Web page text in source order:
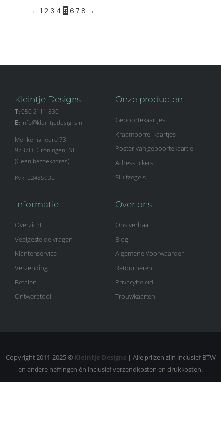
← 1 2 3 4 5 6 7 8 →
Kleintje Designs
T:050 2111 830
E: info@kleintjedesigns.nl
Menkemaheerd 73
9737LC Groningen, NL
(Geen bezoekadres)
Kvk: 52485935
Onze producten
Geboortekaartjes
Kraamborrel kaartjes
Poster van geboortekaartje
Adresstickers
Sluitzegels
Informatie
Overzicht
Veelgestelde vragen
Klantenservice
Verzending
Betalen
Ontwerptool
Over ons
Ons verhaal
Blog
Algemene Voorwaarden
Retourneren
Privacybeleid
Trouwkaarten
Copyright 2011-2025 © Kleintje Designs| Alle prijzen zijn inclusief BTW
en andere heffingen én inclusief verzendkosten en drukkosten.